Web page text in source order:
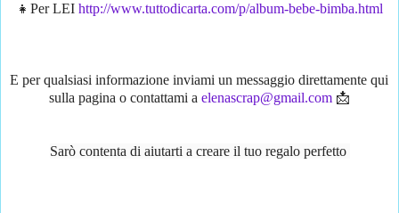
👧Per LEI http://www.tuttodicarta.com/p/album-bebe-bimba.html
E per qualsiasi informazione inviami un messaggio direttamente qui
sulla pagina o contattami a elenascrap@gmail.com 📩
Sarò contenta di aiutarti a creare il tuo regalo perfetto